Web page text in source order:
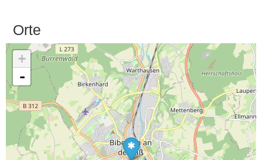
Orte
+
-